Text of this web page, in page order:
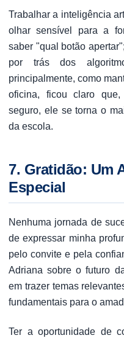
Trabalhar a inteligência
olhar sensível para a
saber "qual botão
por trás dos
principalmente, como
oficina, ficou claro
seguro, ele se torna o
da escola.
7. Gratidão: Um
Especial
Nenhuma jornada de
de expressar minha
pelo convite e pela
Adriana sobre o futuro
em trazer temas
fundamentais para o
Ter a oportunidade de